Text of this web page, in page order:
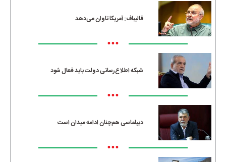
قالیباف: آمریکا تاوان می‌دهد
•••
شبکه اطلاع‌رسانی دولت باید فعال شود
•••
دیپلماسی هم‌چنان ادامه میدان است
•••